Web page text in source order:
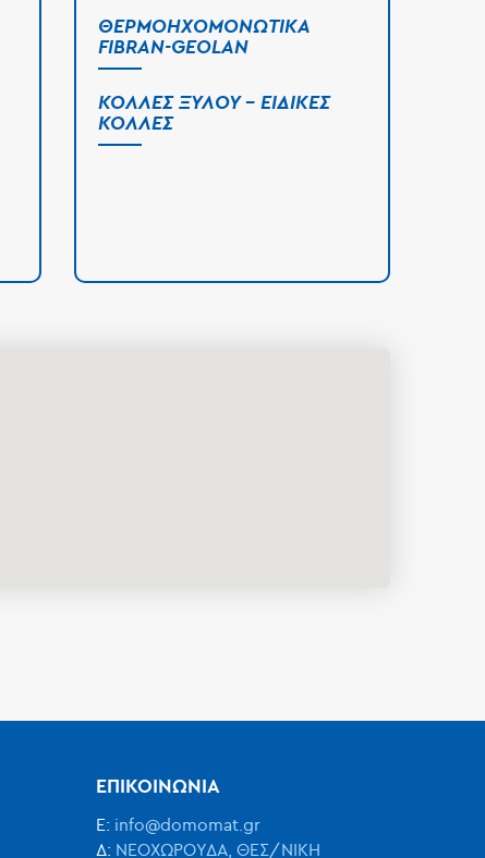
ΘΕΡΜΟΗΧΟΜΟΝΩΤΙΚΆ
FIBRAN-GEOLAN
ΚΌΛΛΕΣ ΞΎΛΟΥ - ΕΙΔΙΚΈΣ
ΚΌΛΛΕΣ
ΕΠΙΚΟΙΝΩΝΙΑ
Ε: info@domomat.gr
Δ: ΝΕΟΧΩΡΟΥΔΑ, ΘΕΣ/ΝΙΚΗ